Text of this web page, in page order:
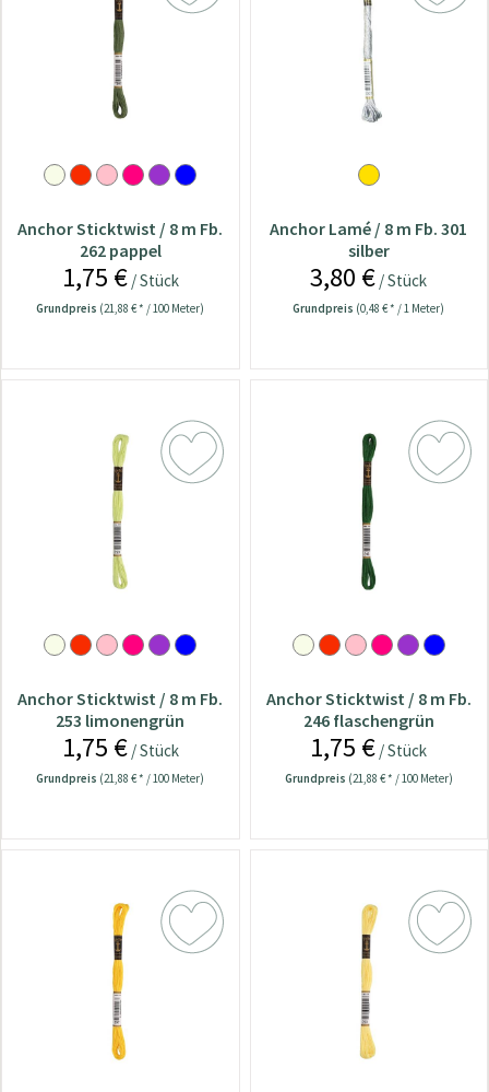
Anchor Sticktwist / 8 m Fb.
262 pappel
1,75 €/ Stück
Grundpreis (21,88 € * / 100 Meter)
Anchor Lamé / 8 m Fb. 301
silber
3,80 € / Stück
Grundpreis (0,48 € * / 1 Meter)
Anchor Sticktwist / 8 m Fb.
253 limonengrün
1,75 €/ Stück
Grundpreis (21,88 € * / 100 Meter)
Anchor Sticktwist / 8 m Fb.
246 flaschengrün
1,75 € / Stück
Grundpreis (21,88 € * / 100 Meter)